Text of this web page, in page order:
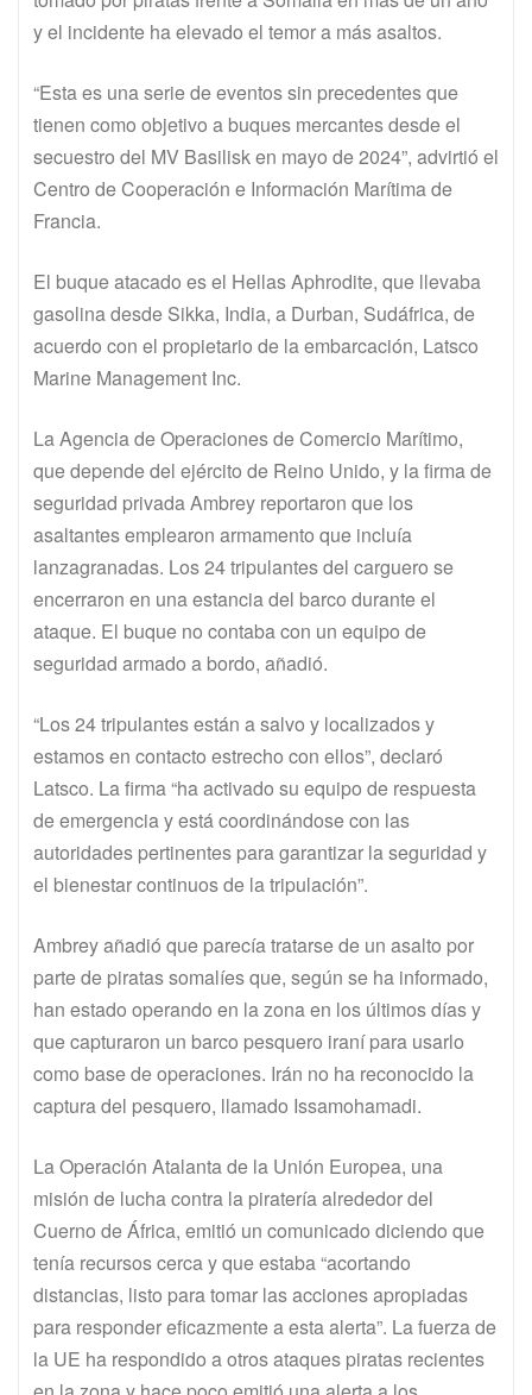
y el incidente ha elevado el temor a más asaltos.
“Esta es una serie de eventos sin precedentes que
tienen como objetivo a buques mercantes desde el
secuestro del MV Basilisk en mayo de 2024”, advirtió el
Centro de Cooperación e Información Marítima de
Francia.
El buque atacado es el Hellas Aphrodite, que llevaba
gasolina desde Sikka, India, a Durban, Sudáfrica, de
acuerdo con el propietario de la embarcación, Latsco
Marine Management Inc.
La Agencia de Operaciones de Comercio Marítimo,
que depende del ejército de Reino Unido, y la firma de
seguridad privada Ambrey reportaron que los
asaltantes emplearon armamento que incluía
lanzagranadas. Los 24 tripulantes del carguero se
encerraron en una estancia del barco durante el
ataque. El buque no contaba con un equipo de
seguridad armado a bordo, añadió.
“Los 24 tripulantes están a salvo y localizados y
estamos en contacto estrecho con ellos”, declaró
Latsco. La firma “ha activado su equipo de respuesta
de emergencia y está coordinándose con las
autoridades pertinentes para garantizar la seguridad y
el bienestar continuos de la tripulación”.
Ambrey añadió que parecía tratarse de un asalto por
parte de piratas somalíes que, según se ha informado,
han estado operando en la zona en los últimos días y
que capturaron un barco pesquero iraní para usarlo
como base de operaciones. Irán no ha reconocido la
captura del pesquero, llamado Issamohamadi.
La Operación Atalanta de la Unión Europea, una
misión de lucha contra la piratería alrededor del
Cuerno de África, emitió un comunicado diciendo que
tenía recursos cerca y que estaba “acortando
distancias, listo para tomar las acciones apropiadas
para responder eficazmente a esta alerta”. La fuerza de
la UE ha respondido a otros ataques piratas recientes